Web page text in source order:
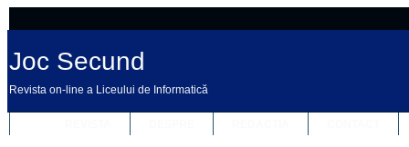
Joc Secund
Revista on-line a Liceului de Informatică